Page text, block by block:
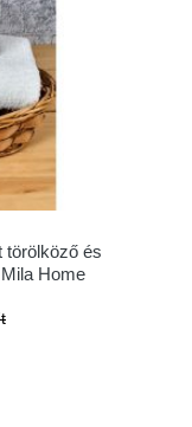
törölköző és
Home